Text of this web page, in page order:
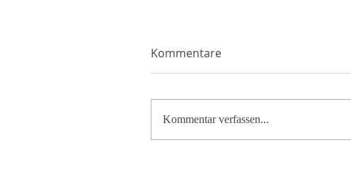
Kommentare
Kommentar verfassen...